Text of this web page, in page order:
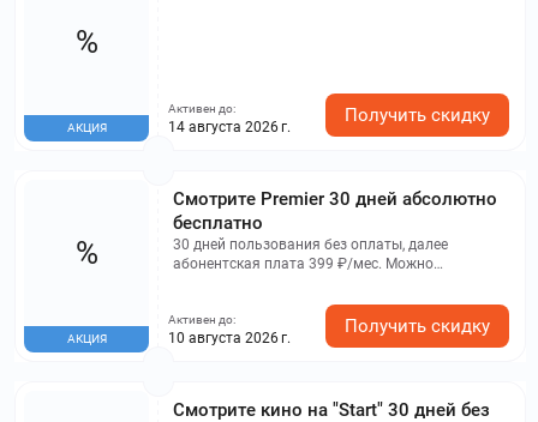
%
АКЦИЯ
Активен до:
14 августа 2026 г.
Получить скидку
Смотрите Premier 30 дней абсолютно
бесплатно
30 дней пользования без оплаты, далее
абонентская плата 399 ₽/мес. Можно
%
АКЦИЯ
Активен до:
10 августа 2026 г.
Получить скидку
Смотрите кино на "Start" 30 дней без